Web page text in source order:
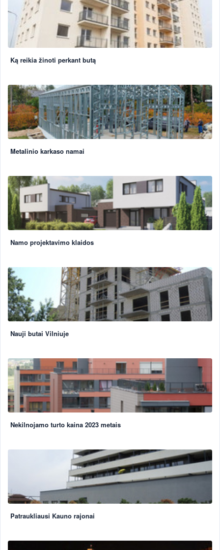
Ką reikia žinoti perkant butą
Metalinio karkaso namai
Namo projektavimo klaidos
Nauji butai Vilniuje
Nekilnojamo turto kaina 2023 metais
Patraukliausi Kauno rajonai